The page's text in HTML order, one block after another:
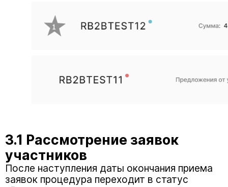
3.1 Рассмотрение заявок
участников
После наступления даты окончания приема
заявок процедура переходит в статус